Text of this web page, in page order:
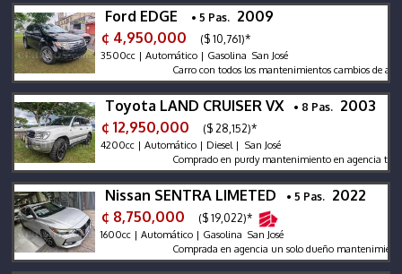
Ford EDGE • 5 Pas. 2009
¢ 4,950,000
($ 10,761)*
3500cc | Automático | Gasolina San José
Carro con todos los mantenimientos cambios de aceite
Toyota LAND CRUISER VX • 8 Pas. 2003
¢ 12,950,000
($ 28,152)*
4200cc | Automático | Diesel | San José
Comprado en purdy mantenimiento en agencia todos
Nissan SENTRA LIMETED • 5 Pas. 2022
¢ 8,750,000
($ 19,022)*
1600cc | Automático | Gasolina San José
Comprada en agencia un solo dueño mantenimiento